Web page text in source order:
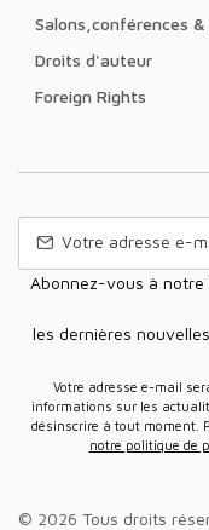
Salons,conférences
Droits d'auteur
Foreign Rights
Abonnez-vous à notre Newsletter pour recevoir nos nouvelles
les dernières
Votre adresse e-mail sera uniquement utilisée pour vous envoyer des
informations sur les
désinscrire à tout moment.
notre politique de
© 2026 Tous droits